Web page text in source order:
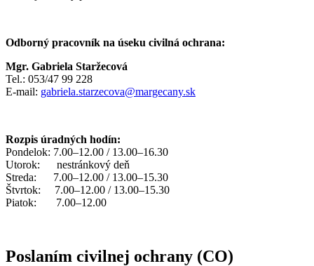
Odborný pracovník na úseku civilná ochrana:
Mgr. Gabriela Staržecová
Tel.: 053/47 99 228
E-mail: gabriela.starzecova@margecany.sk
Rozpis úradných hodín:
Pondelok: 7.00–12.00 / 13.00–16.30
Utorok: nestránkový deň
Streda: 7.00–12.00 / 13.00–15.30
Štvrtok: 7.00–12.00 / 13.00–15.30
Piatok: 7.00–12.00
Poslaním civilnej ochrany (CO)